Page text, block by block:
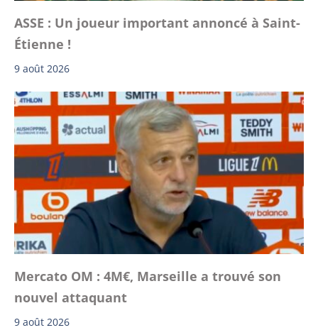
ASSE : Un joueur important annoncé à Saint-
Étienne !
9 août 2026
Mercato OM : 4M€, Marseille a trouvé son
nouvel attaquant
9 août 2026